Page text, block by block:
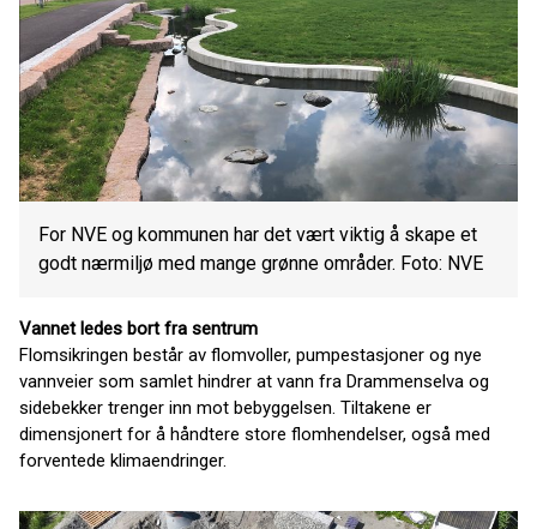
For NVE og kommunen har det vært viktig å skape et
godt nærmiljø med mange grønne områder. Foto: NVE
Vannet ledes bort fra sentrum
Flomsikringen består av flomvoller, pumpestasjoner og nye
vannveier som samlet hindrer at vann fra Drammenselva og
sidebekker trenger inn mot bebyggelsen. Tiltakene er
dimensjonert for å håndtere store flomhendelser, også med
forventede klimaendringer.